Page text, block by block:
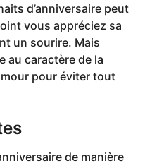
d’anniversaire peut
vous appréciez sa
un sourire. Mais
au caractère de la
pour éviter tout
de manière